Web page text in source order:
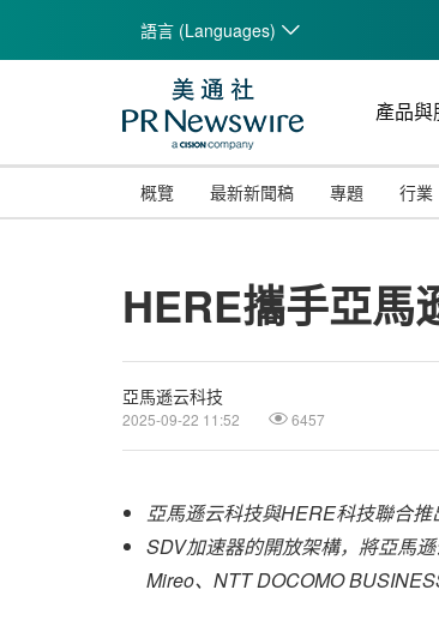
語言 (Languages)
產品與
概覽 最新新聞稿 專題 行業
HERE攜手亞馬
亞馬遜云科技
2025-09-22 11:52 6457
亞馬遜云科技與HERE科技聯合
SDV加速器的開放架構，將亞馬
Mireo、 NTT DOCOMO